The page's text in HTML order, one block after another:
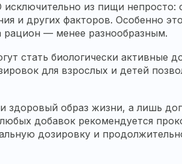
из пищи
и других факторов. Особенно
рацион — менее разнообразным.
стать биологически активные
для взрослых и детей
здоровый образ жизни, а лишь
добавок рекомендуется
дозировку и